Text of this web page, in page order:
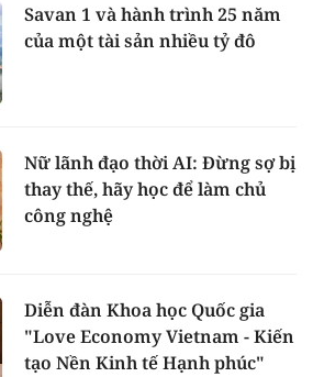
Savan 1 và hành trình 25 năm
của một tài sản nhiều tỷ đô
Nữ lãnh đạo thời AI: Đừng sợ bị
thay thế, hãy học để làm chủ
công nghệ
Diễn đàn Khoa học Quốc gia
"Love Economy Vietnam - Kiến
tạo Nền Kinh tế Hạnh phúc"